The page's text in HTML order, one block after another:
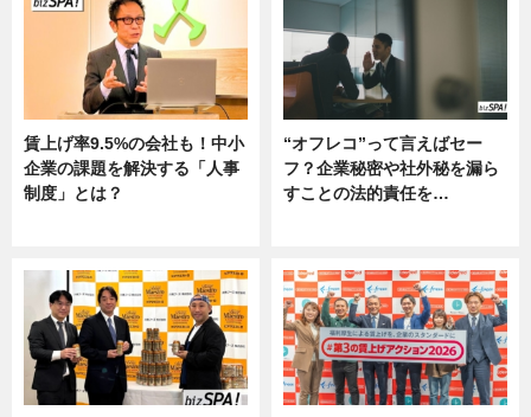
賃上げ率9.5%の会社も！中小
企業の課題を解決する「人事
制度」とは？
“オフレコ”って言えばセー
フ？企業秘密や社外秘を漏ら
すことの法的責任を…